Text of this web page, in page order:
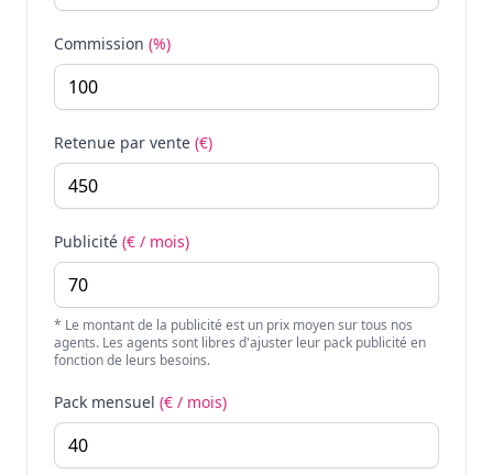
Commission (%)
Retenue par vente (€)
Publicité (€ / mois)
* Le montant de la publicité est un prix moyen sur tous nos
agents. Les agents sont libres d'ajuster leur pack publicité en
fonction de leurs besoins.
Pack mensuel (€ / mois)